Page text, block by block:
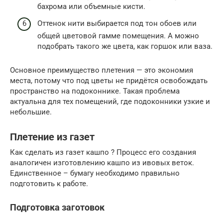
бахрома или объемные кисти.
Оттенок нити выбирается под тон обоев или
общей цветовой гамме помещения. А можно
подобрать такого же цвета, как горшок или ваза.
Основное преимущество плетения — это экономия
места, потому что под цветы не придётся освобождать
пространство на подоконнике. Такая проблема
актуальна для тех помещений, где подоконники узкие и
небольшие.
Плетение из газет
Как сделать из газет кашпо ? Процесс его создания
аналогичен изготовлению кашпо из ивовых веток.
Единственное – бумагу необходимо правильно
подготовить к работе.
Подготовка заготовок